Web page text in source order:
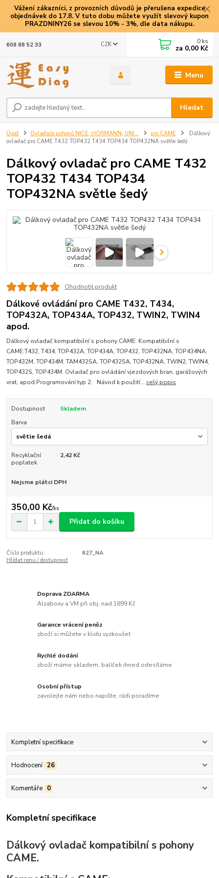
Vážení zákazníci, z provozních důvodů je přerušena expedice
objednávek do 17.8. V tuto dobu můžete využít slevový kupon
PRAZDNINY26 se slevou 10% - 3%, dle data nákupu.
Menu
CZK
Hledat
608 88 52 33 0 ks
za 0,00 Kč
Úvod Ovladače pohonů NICE, HÖRMANN, UNI... pro CAME
Dálkový
ovladač pro CAME T432 TOP432 T434 TOP434 TOP432NA světle šedý
Dálkový ovladač pro CAME T432
TOP432 T434 TOP434
TOP432NA světle šedý
Ohodnotit produkt
Dálkové ovládání pro CAME T432, T434,
TOP432A, TOP434A, TOP432, TWIN2, TWIN4
apod.
Dálkový ovladač kompatibilní s pohony CAME. Kompatibilní s
CAME:T432, T434, TOP432A, TOP434A, TOP432, TOP432NA, TOP434NA,
TOP432M, TOP434M, TAM432SA, TOP432SA, TOP432NA, TWIN2, TWIN4,
TOP432S, TOP434M. Ovladač pro ovládání vjezdových bran, garážových
vrat, apod.Programování typ 2: Návod k použití... celý popis
Dostupnost
Skladem
Barva
Recyklační
poplatek
2,42 Kč
Nejsme plátci DPH
350,00 Kč/ks
Přidat do košíku
Číslo produktu:
627_NA
Hlídat cenu / dostupnost
Doprava ZDARMA
Alzaboxy a VM při obj. nad 1899 Kč
Garance vrácení peněz
zboží si můžete v klidu vyzkoušet
Rychlé dodání
zboží máme skladem, balíček ihned odesíláme
Osobní přístup
zavolejte nám nebo napište, rádi poradíme
Kompletní specifikace
Hodnocení 26
Komentáře 0
Kompletní specifikace
Dálkový ovladač kompatibilní s pohony
CAME.